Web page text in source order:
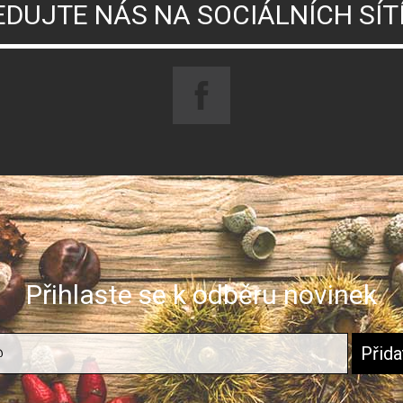
NÁS NA SOCIÁLNÍCH
Přihlaste se k odběru novinek